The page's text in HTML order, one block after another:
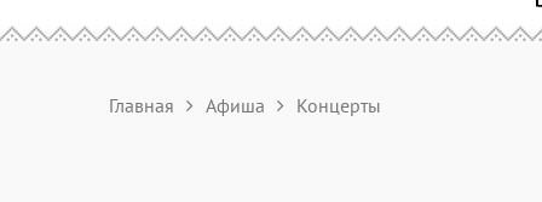
Главная Афиша Концерты